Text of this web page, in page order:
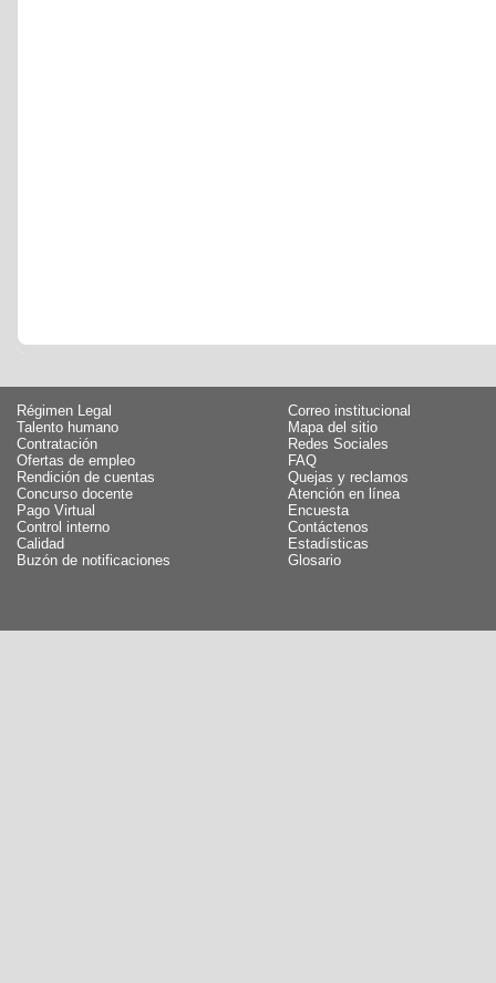
Régimen Legal
Talento humano
Contratación
Ofertas de empleo
Rendición de cuentas
Concurso docente
Pago Virtual
Control interno
Calidad
Buzón de notificaciones
Correo institucional
Mapa del sitio
Redes Sociales
FAQ
Quejas y reclamos
Atención en línea
Encuesta
Contáctenos
Estadísticas
Glosario